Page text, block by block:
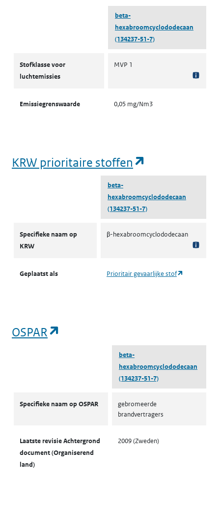
beta-
hexabroomcyclododecaan
(134237-51-7)
Stofklasse voor
luchtemissies
MVP 1
Emissiegrenswaarde 0,05 mg/Nm3
KRW prioritaire stoffen
beta-
hexabroomcyclododecaan
(134237-51-7)
Specifieke naam op
KRW
β-hexabroomcyclododecaan
Geplaatst als Prioritair gevaarlijke stof
OSPAR
beta-
hexabroomcyclododecaan
(134237-51-7)
Specifieke naam op OSPAR
gebromeerde
brandvertragers
Laatste revisie Achtergrond
document (Organiserend
land)
2009 (Zweden)